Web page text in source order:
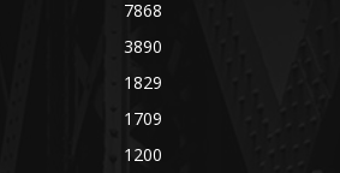
7868
3890
1829
1709
1200